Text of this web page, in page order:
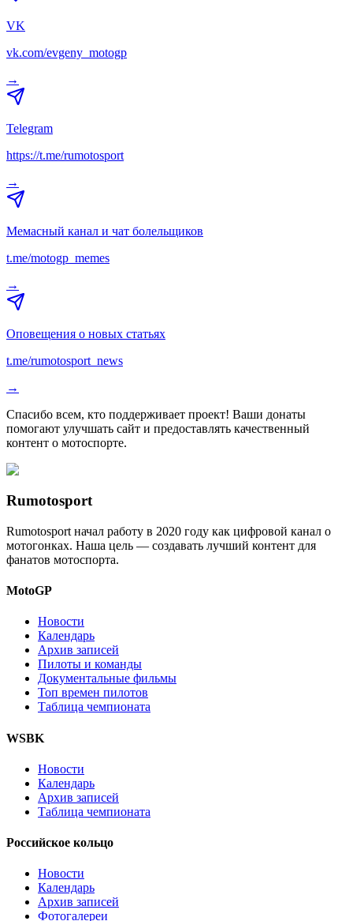
VK
vk.com/evgeny_motogp
→
Telegram
https://t.me/rumotosport
→
Мемасный канал и чат болельщиков
t.me/motogp_memes
→
Оповещения о новых статьях
t.me/rumotosport_news
→
Спасибо всем, кто поддерживает проект! Ваши донаты
помогают улучшать сайт и предоставлять качественный
контент о мотоспорте.
Rumotosport
Rumotosport начал работу в 2020 году как цифровой канал о
мотогонках. Наша цель — создавать лучший контент для
фанатов мотоспорта.
MotoGP
Новости
Календарь
Архив записей
Пилоты и команды
Документальные фильмы
Топ времен пилотов
Таблица чемпионата
WSBK
Новости
Календарь
Архив записей
Таблица чемпионата
Российское кольцо
Новости
Календарь
Архив записей
Фотогалереи